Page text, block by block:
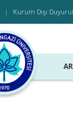
Kurum Dışı